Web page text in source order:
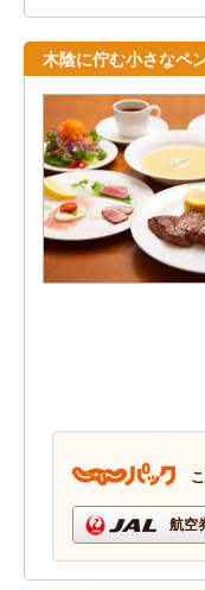
木陰に佇む小さなペ
航空